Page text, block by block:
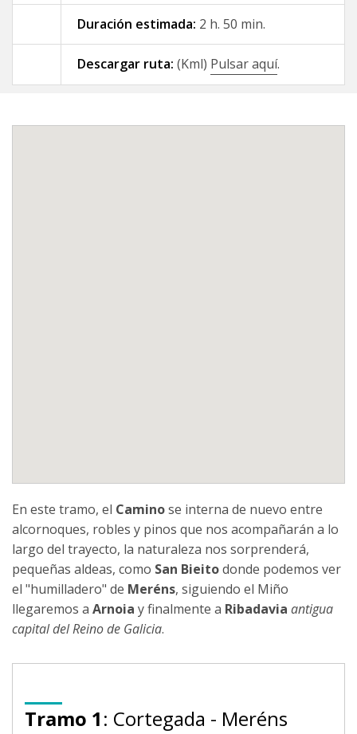
09 - A Gándara - Santiago de
Compostela
Duración estimada: 2 h. 50 min.
Descargar ruta: (Kml) Pulsar aquí.
En este tramo, el Caminose interna de nuevo entre
alcornoques, robles y pinos que nos acompañarán a lo
largo del trayecto, la naturaleza nos sorprenderá,
pequeñas aldeas, como San Bieitodonde podemos ver
el "humilladero" de Meréns, siguiendo el Miño
llegaremos a Arnoia y finalmente a Ribadavia antigua
capital del Reino de Galicia.
Tramo 1: Cortegada - Meréns